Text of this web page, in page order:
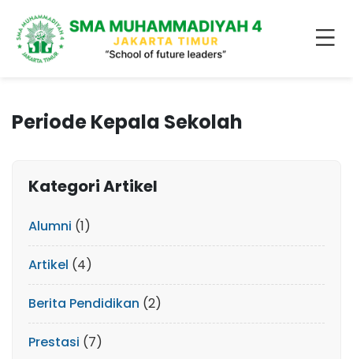
Periode Kepala Sekolah
Kategori Artikel
Alumni (1)
Artikel (4)
Berita Pendidikan (2)
Prestasi (7)